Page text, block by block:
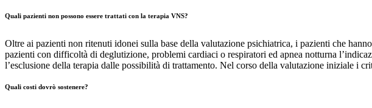
Quali pazienti non possono essere trattati con la terapia VNS?
Oltre ai pazienti non ritenuti idonei sulla base della valutazione psichiatrica, i pazienti che
pazienti con difficoltà di deglutizione, problemi cardiaci o respiratori ed apnea notturna
l’esclusione della terapia dalle possibilità di trattamento. Nel corso della valutazione iniziale i
Quali costi dovrò sostenere?